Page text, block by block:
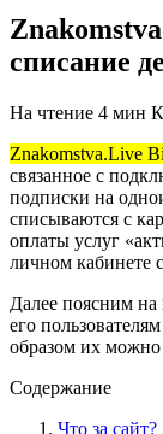
списание
На чтение 4 мин
Znakomstva.Live
связанное с
подписки на
списываются с
оплаты услуг
личном кабинете
Далее поясним на
его
образом их
Содержание
Что за сайт?